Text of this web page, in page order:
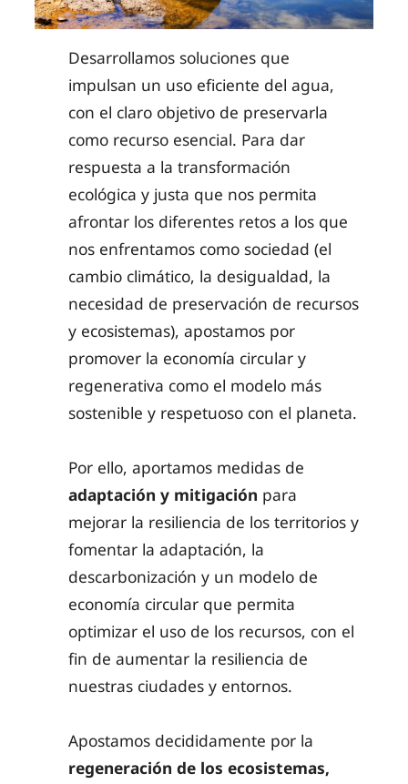
Desarrollamos soluciones que
impulsan un uso eficiente del agua,
con el claro objetivo de preservarla
como recurso esencial. Para dar
respuesta a la transformación
ecológica y justa que nos permita
afrontar los diferentes retos a los que
nos enfrentamos como sociedad (el
cambio climático, la desigualdad, la
necesidad de preservación de recursos
y ecosistemas), apostamos por
promover la economía circular y
regenerativa como el modelo más
sostenible y respetuoso con el planeta.
Por ello, aportamos medidas de
adaptación y mitigación para
mejorar la resiliencia de los territorios y
fomentar la adaptación, la
descarbonización y un modelo de
economía circular que permita
optimizar el uso de los recursos, con el
fin de aumentar la resiliencia de
nuestras ciudades y entornos.
Apostamos decididamente por la
regeneración de los ecosistemas,